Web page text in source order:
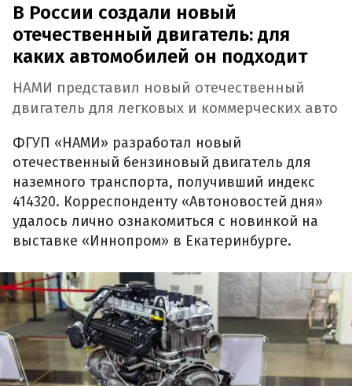
В России создали новый
отечественный двигатель: для
каких автомобилей он подходит
НАМИ представил новый отечественный
двигатель для легковых и коммерческих авто
ФГУП «НАМИ» разработал новый
отечественный бензиновый двигатель для
наземного транспорта, получивший индекс
414320. Корреспонденту «Автоновостей дня»
удалось лично ознакомиться с новинкой на
выставке «Иннопром» в Екатеринбурге.